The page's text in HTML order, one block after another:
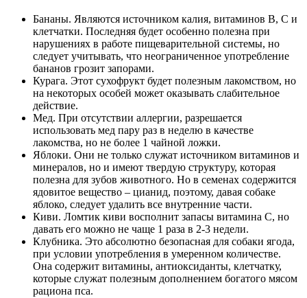
Бананы. Являются источником калия, витаминов В, С и
клетчатки. Последняя будет особенно полезна при
нарушениях в работе пищеварительной системы, но
следует учитывать, что неограниченное употребление
бананов грозит запорами.
Курага. Этот сухофрукт будет полезным лакомством, но
на некоторых особей может оказывать слабительное
действие.
Мед. При отсутствии аллергии, разрешается
использовать мед пару раз в неделю в качестве
лакомства, но не более 1 чайной ложки.
Яблоки. Они не только служат источником витаминов и
минералов, но и имеют твердую структуру, которая
полезна для зубов животного. Но в семенах содержится
ядовитое вещество – цианид, поэтому, давая собаке
яблоко, следует удалить все внутренние части.
Киви. Ломтик киви восполнит запасы витамина С, но
давать его можно не чаще 1 раза в 2-3 недели.
Клубника. Это абсолютно безопасная для собаки ягода,
при условии употребления в умеренном количестве.
Она содержит витамины, антиоксиданты, клетчатку,
которые служат полезным дополнением богатого мясом
рациона пса.